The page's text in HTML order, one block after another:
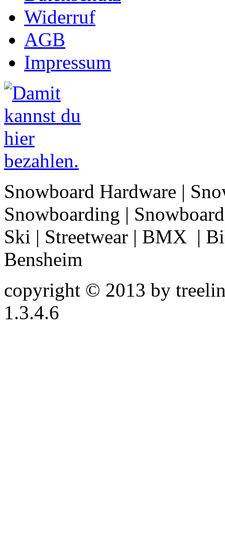
Widerruf
AGB
Impressum
Snowboard Hardware |
Snowboarding |
Ski | Streetwear | BMX |
Bensheim
copyright © 2013 by
1.3.4.6